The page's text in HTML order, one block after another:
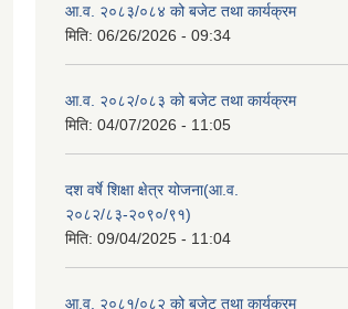
आ.व. २०८३/०८४ को बजेट तथा कार्यक्रम
मिति: 06/26/2026 - 09:34
आ.व. २०८२/०८३ को बजेट तथा कार्यक्रम
मिति: 04/07/2026 - 11:05
दश वर्षे शिक्षा क्षेत्र योजना(आ.व.
२०८२/८३-२०९०/९१)
मिति: 09/04/2025 - 11:04
आ.व. २०८१/०८२ को बजेट तथा कार्यक्रम